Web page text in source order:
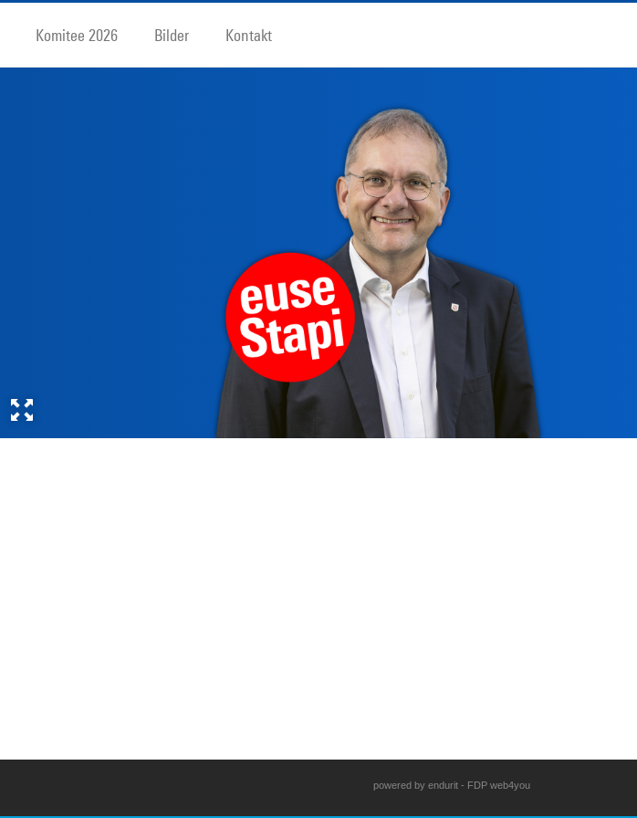
Komitee 2026 Bilder Kontakt
powered by endurit - FDP web4you